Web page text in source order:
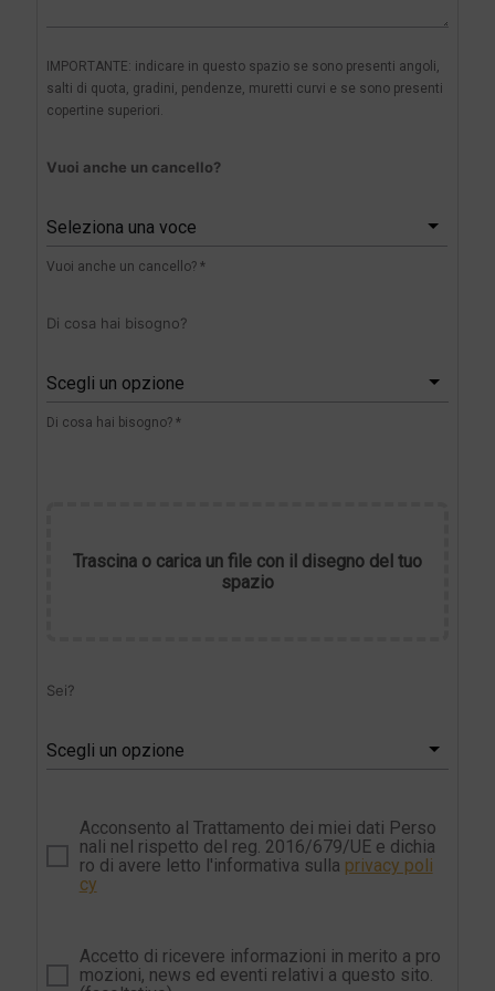
IMPORTANTE: indicare in questo spazio se sono presenti angoli,
salti di quota, gradini, pendenze, muretti curvi e se sono presenti
copertine superiori.
Vuoi anche un cancello?
Seleziona una voce
Vuoi anche un cancello? *
Di cosa hai bisogno?
Scegli un opzione
Di cosa hai bisogno? *
Trascina o carica un file con il disegno del tuo
spazio
Sei?
Scegli un opzione
Acconsento al Trattamento dei miei dati Perso
nali nel rispetto del reg. 2016/679/UE e dichia
ro di avere letto l'informativa sulla privacy poli
cy
Accetto di ricevere informazioni in merito a pro
mozioni, news ed eventi relativi a questo sito.